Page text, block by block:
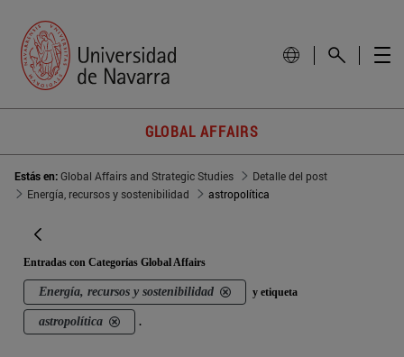
GLOBAL AFFAIRS
Estás en:Global Affairs and Strategic Studies
Detalle del post
Energía, recursos y sostenibilidad
astropolítica
Entradas con Categorías Global Affairs
Energía, recursos y sostenibilidad y etiqueta
astropolítica .